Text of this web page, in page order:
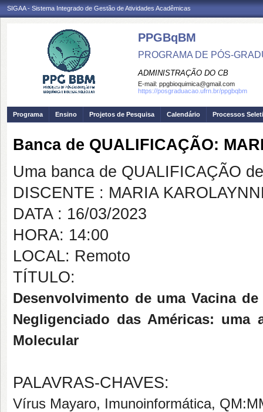
SIGAA - Sistema Integrado de Gestão de Atividades Acadêmicas
PPGBqBM
PROGRAMA DE PÓS-
ADMINISTRAÇÃO DO CB
E-mail: ppgbioquimica@gmail.com
https://posgraduacao.ufrn.br/ppgbqbm
Programa Ensino Projetos de Pesquisa Calendário Processos
Banca de QUALIFICAÇÃO:
Uma banca de QUALIFICAÇÃO
DISCENTE : MARIA
DATA : 16/03/2023
HORA: 14:00
LOCAL: Remoto
TÍTULO:
Desenvolvimento de uma Vacina
Negligenciado das Américas: uma
Molecular
PALAVRAS-CHAVES:
Vírus Mayaro, Imunoinformática,